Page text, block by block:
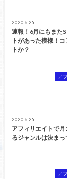
2020.6.25
速報！6月にもまた
トがあった模様！
トか？
ア
2020.6.25
アフィリエイトで
るジャンルは決まっ
ア